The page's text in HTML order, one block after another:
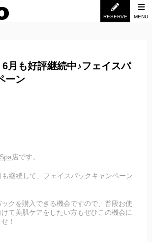
RESERVE MENU
6月も好評継続中♪フェイスパ
ーン
店です。
継続して、フェイスパックキャンペーン
クを購入できる機会ですので、普段お使
て美肌ケアをしたい方もぜひこの機会に
！